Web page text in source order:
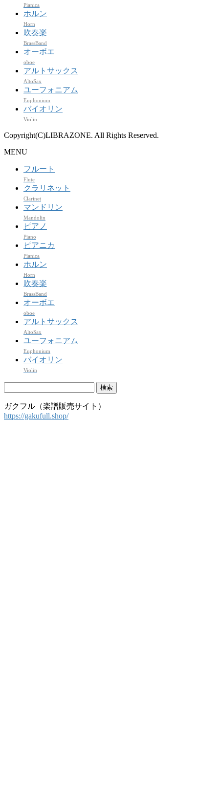
Pianica
ホルン
Horn
吹奏楽
BrassBand
オーボエ
oboe
アルトサックス
AltoSax
ユーフォニアム
Euphonium
バイオリン
Violin
Copyright(C)LIBRAZONE. All Rights Reserved.
MENU
フルート
Flute
クラリネット
Clarinet
マンドリン
Mandolin
ピアノ
Piano
ピアニカ
Pianica
ホルン
Horn
吹奏楽
BrassBand
オーボエ
oboe
アルトサックス
AltoSax
ユーフォニアム
Euphonium
バイオリン
Violin
ガクフル（楽譜販売サイト）
https://gakufull.shop/